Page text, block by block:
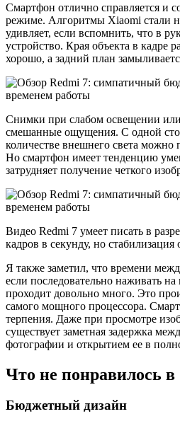
Смартфон отлично справляется и
режиме. Алгоритмы Xiaomi стали
удивляет, если вспомнить, что в
устройство. Края объекта в кадре
хорошо, а задний план
Снимки при слабом освещении
смешанные ощущения. С одной
количестве внешнего света
Но смартфон имеет тенденцию
затрудняет получение четкого
Видео Redmi 7 умеет писать в
кадров в секунду, но стабилизация
Я также заметил, что времени
если последовательно наживать на
проходит довольно много. Это
самого мощного процессора.
терпения. Даже при просмотре
существует заметная задержка
фотографии и открытием ее в
Что не понравилось
Бюджетный дизайн